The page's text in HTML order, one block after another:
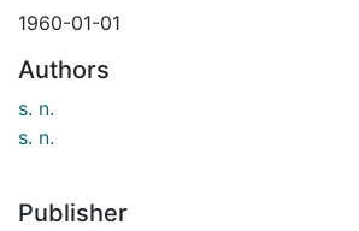
1960-01-01
Authors
s. n.
s. n.
Publisher